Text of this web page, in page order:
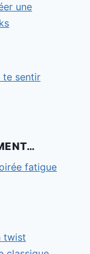
une
te sentir
fatigue
twist